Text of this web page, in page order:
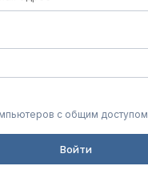
с общим доступом
Войти